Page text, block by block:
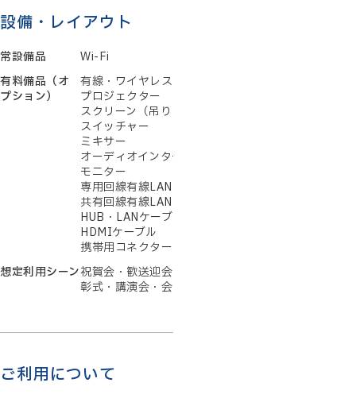
設備・レイアウト
常設備品
Wi-Fi
有料備品（オ
プション）
有線・ワイヤレス・ピンマイク
プロジェクター
スクリーン（吊り・自立式）
スイッチャー
ミキサー
オーディオインターフェイス
モニター
専用回線有線LAN
共有回線有線LAN
HUB・LANケーブル
HDMIケーブル
携帯用コネクター（Type-C、Lightning）
想定利用シーン祝賀会・歓送迎会・忘新年会・団体会食・総会・表
彰式・講演会・会議
ご利用について